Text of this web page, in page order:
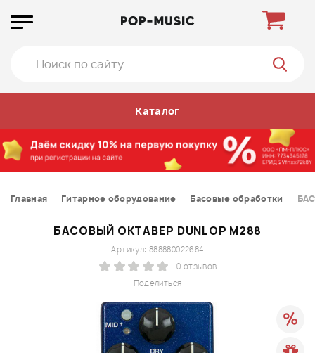
Каталог
Главная Гитарное оборудование Басовые обработки
БАСОВЫЙ ОКТАВЕР DUNLOP M288
Поделиться
Артикул: 888880022684
0 отзывов